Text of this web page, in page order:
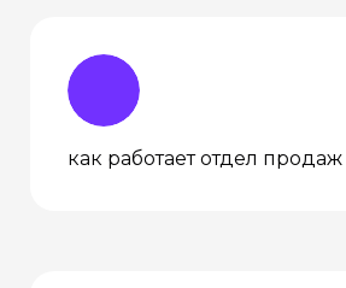
как работает отдел продаж